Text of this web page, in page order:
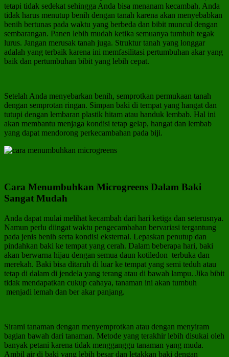
tetapi tidak sedekat sehingga Anda bisa menanam kecambah. Anda
tidak harus menutup benih dengan tanah karena akan menyebabkan
benih bertunas pada waktu yang berbeda dan bibit muncul dengan
sembarangan. Panen lebih mudah ketika semuanya tumbuh tegak
lurus. Jangan merusak tanah juga. Struktur tanah yang longgar
adalah yang terbaik karena ini memfasilitasi pertumbuhan akar yang
baik dan pertumbuhan bibit yang lebih cepat.
Setelah Anda menyebarkan benih, semprotkan permukaan tanah
dengan semprotan ringan. Simpan baki di tempat yang hangat dan
tutupi dengan lembaran plastik hitam atau handuk lembab. Hal ini
akan membantu menjaga kondisi tetap gelap, hangat dan lembab
yang dapat mendorong perkecambahan pada biji.
Cara Menumbuhkan Microgreens Dalam Baki
Sangat Mudah
Anda dapat mulai melihat kecambah dari hari ketiga dan seterusnya.
Namun perlu diingat waktu pengecambahan bervariasi tergantung
pada jenis benih serta kondisi eksternal. Lepaskan penutup dan
pindahkan baki ke tempat yang cerah. Dalam beberapa hari, baki
akan berwarna hijau dengan semua daun kotiledon terbuka dan
merekah. Baki bisa ditaruh di luar ke tempat yang semi teduh atau
tetap di dalam di jendela yang terang atau di bawah lampu. Jika bibit
tidak mendapatkan cukup cahaya, tanaman ini akan tumbuh
menjadi lemah dan ber akar panjang.
Sirami tanaman dengan menyemprotkan atau dengan menyiram
bagian bawah dari tanaman. Metode yang terakhir lebih disukai oleh
banyak petani karena tidak mengganggu tanaman yang muda.
Ambil air di baki yang lebih besar dan letakkan baki dengan